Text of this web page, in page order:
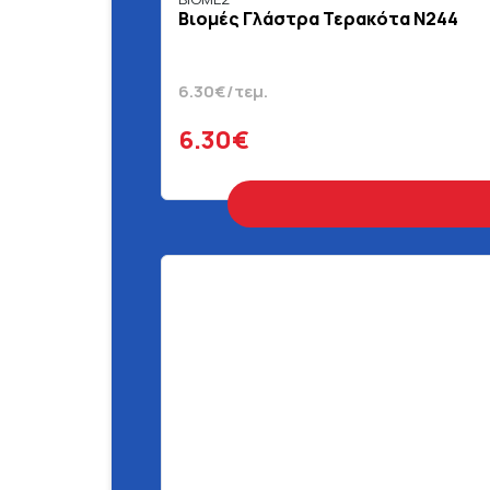
Βιομές Γλάστρα Τερακότα Ν244
6.30€/τεμ.
6.30€